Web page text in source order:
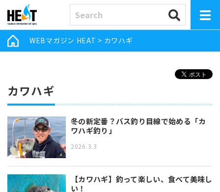
WEBマガジン HEAT > カワハギ
カワハギ
冬の新定番？バス釣り目線で始める「カ
ワハギ釣り」
2026.3.3
【カワハギ】釣って楽しい、食べて美味し
い！